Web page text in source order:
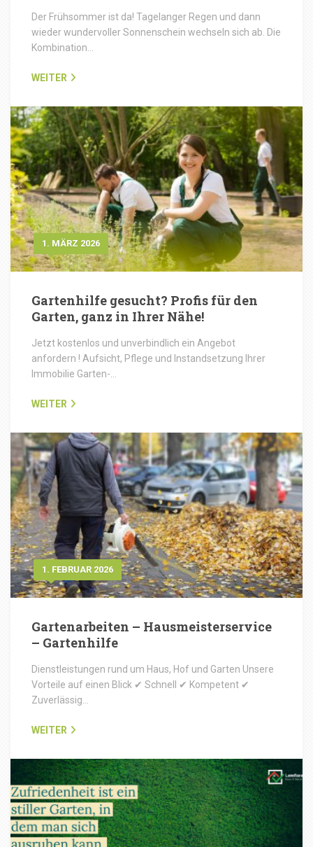
Der Frühsommer ist da! Tagelanger Regen und dann
wieder wundervoller Sonnenschein wechseln sich ab. Die
Kombination…
WEITER
1. MÄRZ 2026
Gartenhilfe gesucht? Profis für den
Garten, ganz in Ihrer Nähe!
Jetzt kostenlos und unverbindlich ein Angebot
anfordern ! Aufsicht, Pflege und Instandsetzung Ihrer
Immobilie Garten-…
WEITER
1. FEBRUAR 2026
Gartenarbeiten – Hausmeisterservice
– Gartenhilfe
Dienstleistungen rund um Haus, Hof und Garten Unsere
Vorteile auf einen Blick ✔ Schnell ✔ Kompetent ✔
Zuverlässig…
WEITER